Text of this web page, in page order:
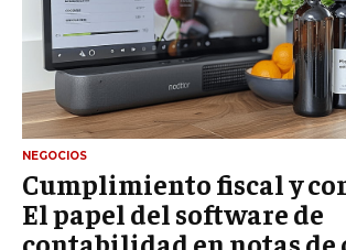
NEGOCIOS
Cumplimiento fiscal y
El papel del software de
contabilidad en notas de